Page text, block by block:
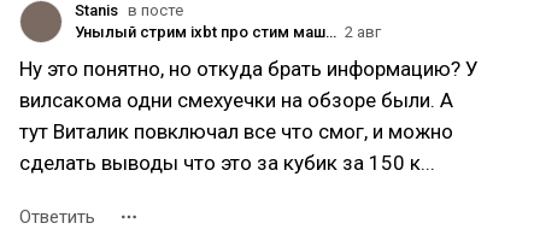
Stanis в посте
Унылый стрим ixbt про стим машин. Как Габен уничтожил консоли. 2 авг
Ну это понятно, но откуда брать информацию? У
вилсакома одни смехуечки на обзоре были. А
тут Виталик повключал все что смог, и можно
сделать выводы что это за кубик за 150 к...
Ответить